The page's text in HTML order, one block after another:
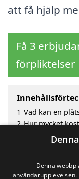
att få hjälp
Få 3
förpliktelser
1 Vad kan en
2 Hur mycket
Fördelar med
Sök efter en
Denna